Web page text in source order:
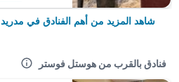
شاهد المزيد من أهم الفنادق في مدريد
فنادق بالقرب من هوستل فوستر